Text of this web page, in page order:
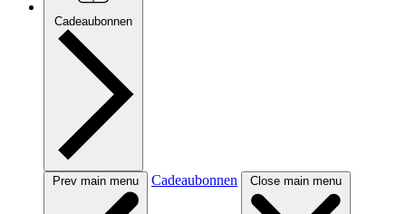
Cadeaubonnen
Prev main menu Cadeaubonnen Close main menu